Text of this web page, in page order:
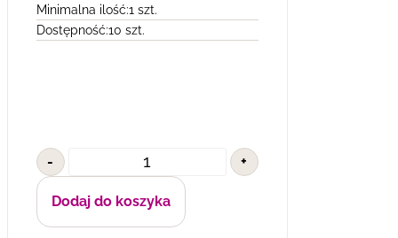
Minimalna ilość:1 szt.
Dostępność:10 szt.
- +
Dodaj do koszyka